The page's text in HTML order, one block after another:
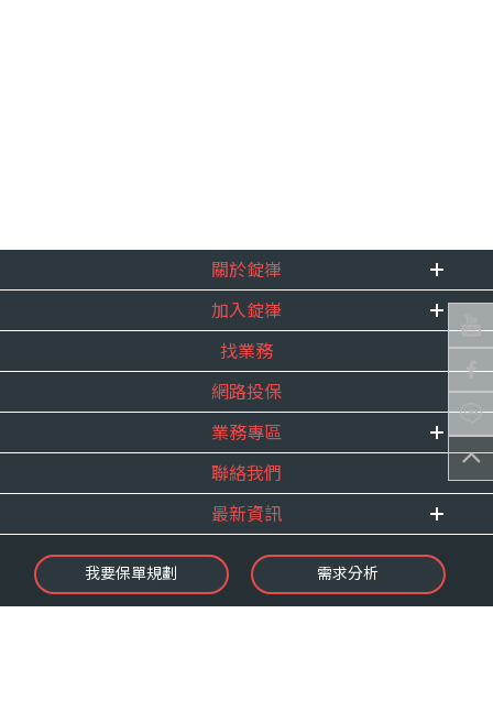
關於錠嵂
企業資訊
重要事跡
得獎紀錄
服務宣言
合作夥伴
加入錠嵂
內勤招聘
精英招募
年度增員計畫
找業務
網路投保
業務專區
E 線資源網
聯絡我們
最新資訊
最新消息
錠嵂焦點
我要保單規劃 需求分析